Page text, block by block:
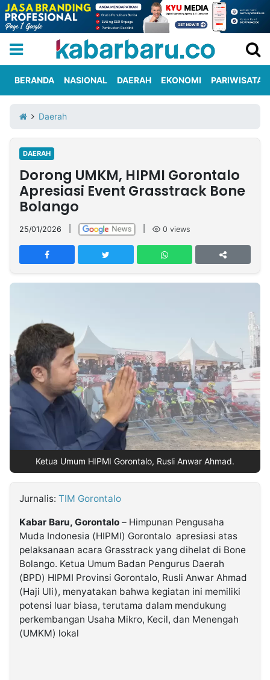
Iklan
Berita
Kami
Nasional
International
Olahraga
Entertainment
Daerah
Pariwisata
Kuliner
Kolom
Network
PT
TREETAN
INDONESIA
Partner
Insight
NTB
Suara
Time
Lens
IDN
Daily
Jogja
Jalan
Rakyat
Idealita
News
Kita
Notice
Radar
Baru
Seedbacklink
Kabarbaru
Kabarbaru.co
2026
Kabarbaru
BERANDA NASIONAL DAERAH EKONOMI PARIWISATA
Daerah
DAERAH
Dorong UMKM, HIPMI Gorontalo
Apresiasi Event Grasstrack Bone
Bolango
25/01/2026 0 views
Ketua Umum HIPMI Gorontalo, Rusli Anwar Ahmad.
Jurnalis: TIM Gorontalo
Kabar Baru, Gorontalo – Himpunan Pengusaha
Muda Indonesia (HIPMI) Gorontalo apresiasi atas
pelaksanaan acara Grasstrack yang dihelat di Bone
Bolango. Ketua Umum Badan Pengurus Daerah
(BPD) HIPMI Provinsi Gorontalo, Rusli Anwar Ahmad
(Haji Uli), menyatakan bahwa kegiatan ini memiliki
potensi luar biasa, terutama dalam mendukung
perkembangan Usaha Mikro, Kecil, dan Menengah
(UMKM) lokal